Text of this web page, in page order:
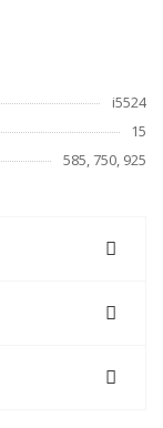
i5524
15
585, 750, 925